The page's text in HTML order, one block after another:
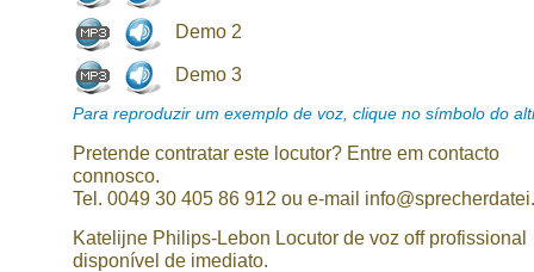
Demo 2
Demo 3
Para reproduzir um exemplo de voz, clique no símbolo do
Pretende contratar este locutor? Entre em contacto
connosco.
Tel. 0049 30 405 86 912 ou e-mail
Katelijne Philips-Lebon Locutor de voz off profissional
disponível de imediato.